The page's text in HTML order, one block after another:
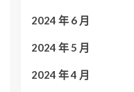
2024 年 6 月
2024 年 5 月
2024 年 4 月